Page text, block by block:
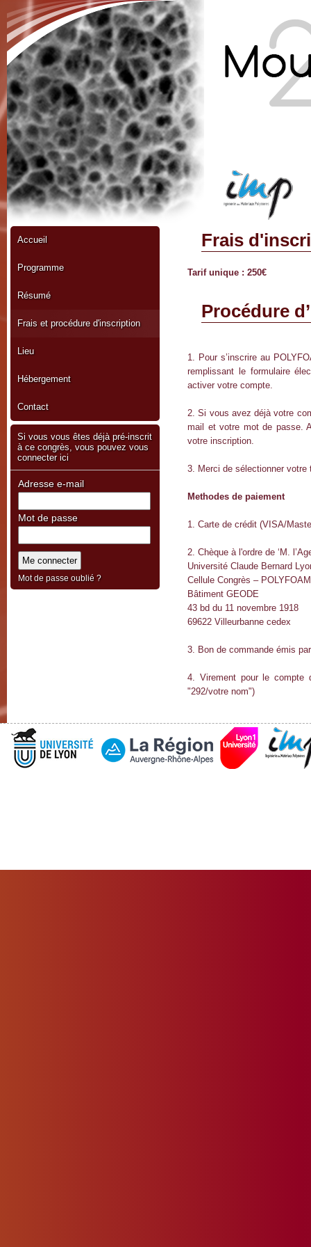
Accueil
Programme
Résumé
Frais et procédure d'inscription
Lieu
Hébergement
Contact
Si vous vous êtes déjà pré-inscrit
à ce congrès, vous pouvez vous
connecter ici
Mot de passe oublié ?
Adresse e-mail
Mot de passe
Frais
Tarif unique : 250€
Procédure
1. Pour s’inscrire au
remplissant le formulaire
activer votre compte.
2. Si vous avez déjà votre
mail et votre mot de passe.
votre inscription.
3. Merci de sélectionner
Methodes de paiement
1. Carte de crédit (VISA/
2. Chèque à l'ordre de ‘M.
Université Claude Bernard
Cellule Congrès –
Bâtiment GEODE
43 bd du 11 novembre 1918
69622 Villeurbanne cedex
3. Bon de commande émis
4. Virement pour le compte
"292/votre nom")